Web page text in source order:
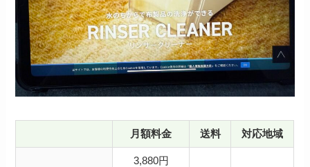
月額料金 送料 対応地域
3,880円